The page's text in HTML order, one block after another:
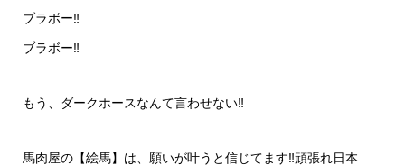
ブラボー‼️
ブラボー‼️
もう、ダークホースなんて言わせない‼️
馬肉屋の【絵馬】は、願いが叶うと信じてます‼️頑張れ日本